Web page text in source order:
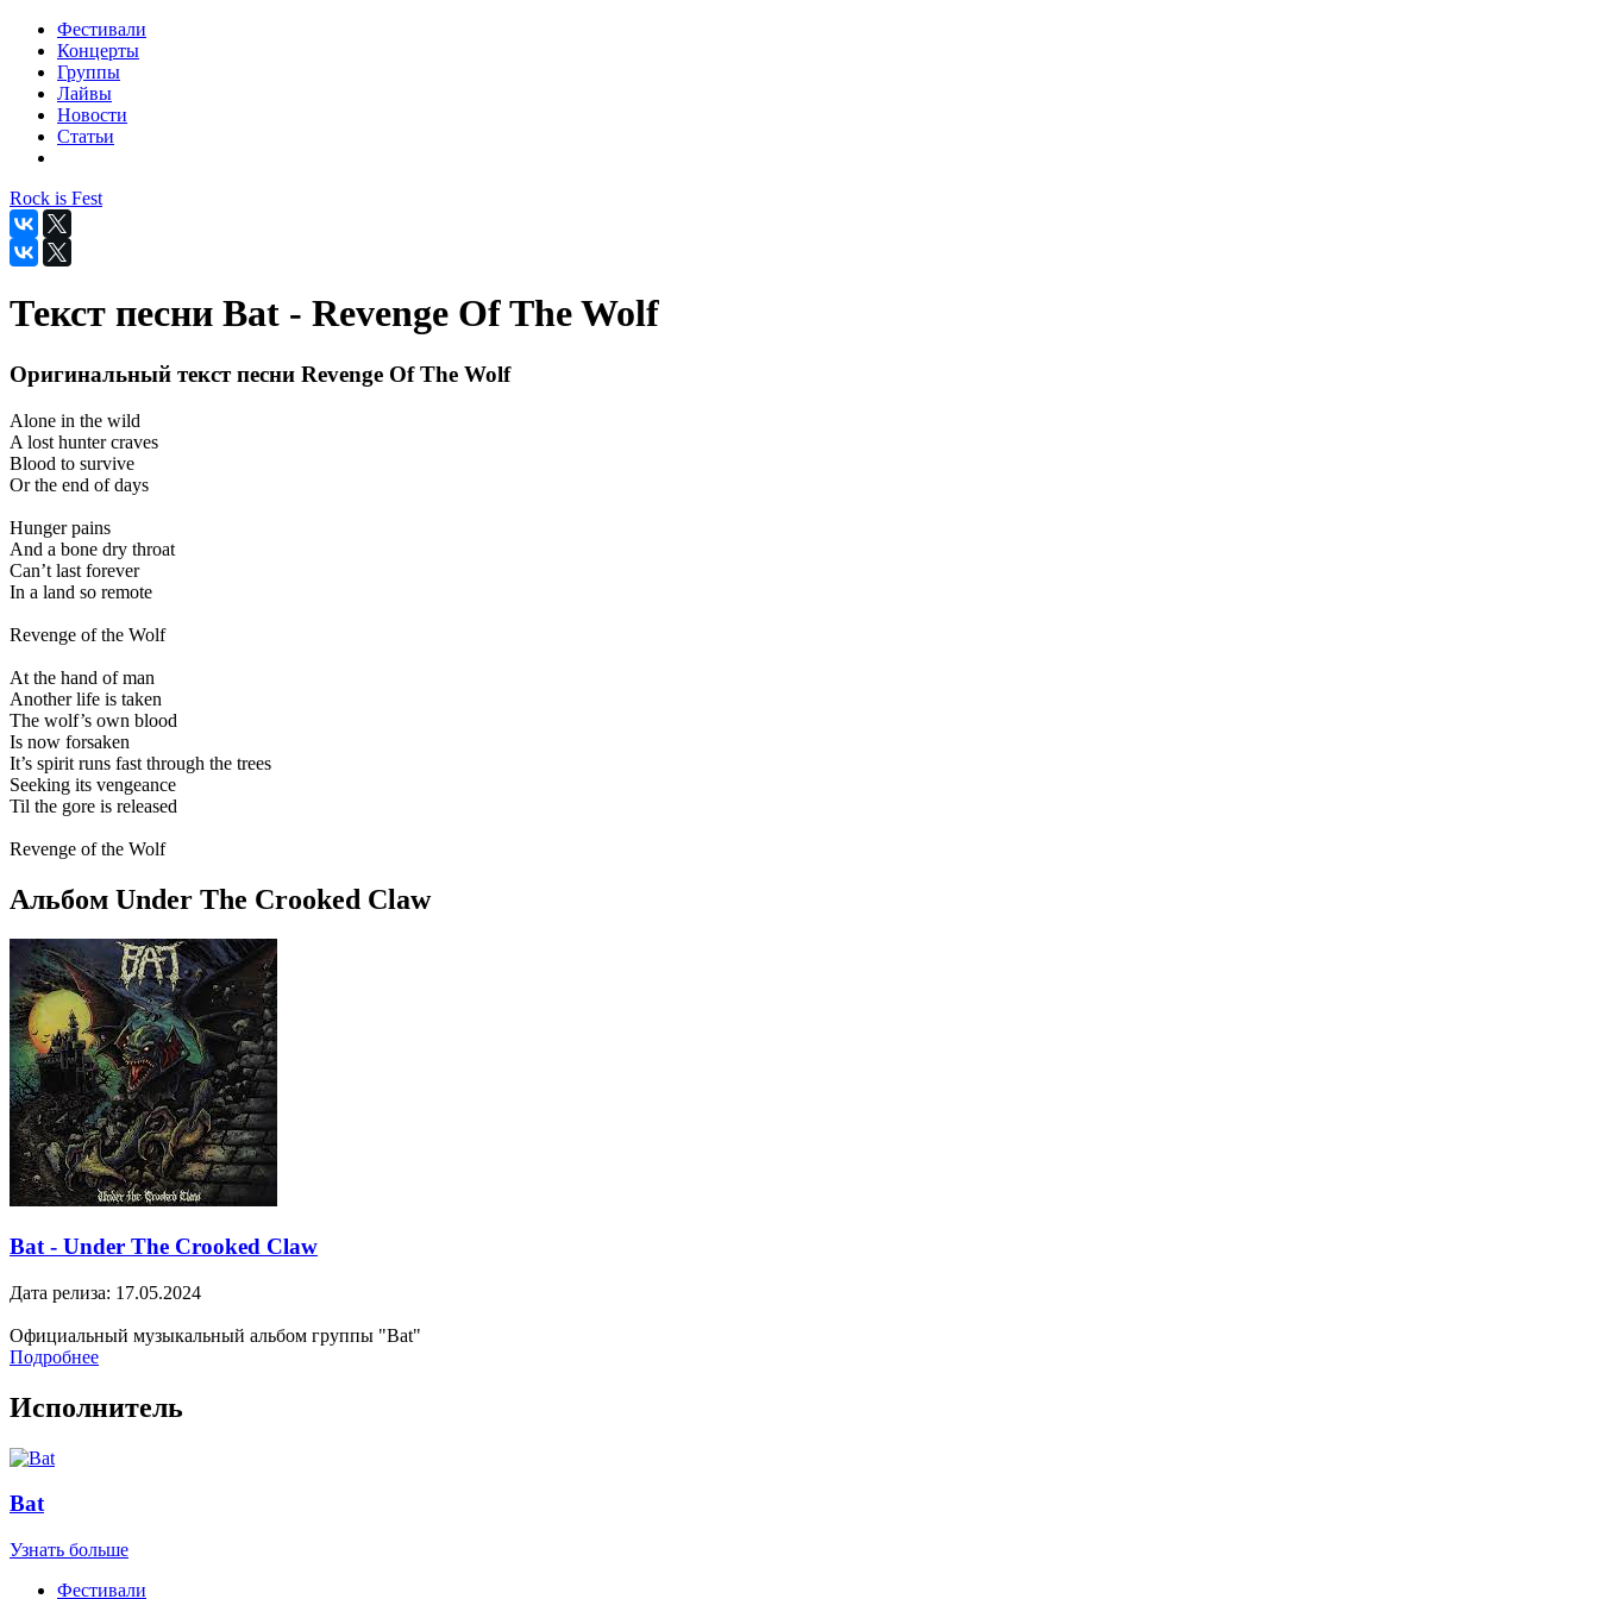
Фестивали
Концерты
Группы
Лайвы
Новости
Статьи
Rock is Fest
Текст песни Bat - Revenge Of The Wolf
Оригинальный текст песни Revenge Of The Wolf
Alone in the wild
A lost hunter craves
Blood to survive
Or the end of days
Hunger pains
And a bone dry throat
Can’t last forever
In a land so remote
Revenge of the Wolf
At the hand of man
Another life is taken
The wolf’s own blood
Is now forsaken
It’s spirit runs fast through the trees
Seeking its vengeance
Til the gore is released
Revenge of the Wolf
Альбом Under The Crooked Claw
Bat - Under The Crooked Claw
Дата релиза: 17.05.2024
Официальный музыкальный альбом группы "Bat"
Подробнее
Исполнитель
Bat
Узнать больше
Фестивали